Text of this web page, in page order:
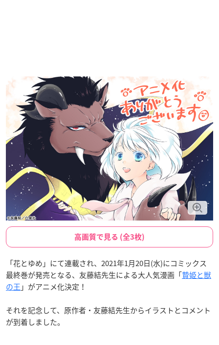
高画質で見る (全3枚)
「花とゆめ」にて連載され、2021年1月20日(水)にコミックス
最終巻が発売となる、友藤結先生による大人気漫画「贄姫と獣
の王 」がアニメ化決定！
それを記念して、原作者・友藤結先生からイラストとコメント
が到着しました。